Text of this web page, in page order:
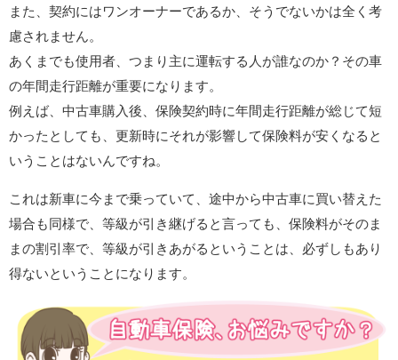
また、契約にはワンオーナーであるか、そうでないかは全く考
慮されません。
あくまでも使用者、つまり主に運転する人が誰なのか？その車
の年間走行距離が重要になります。
例えば、中古車購入後、保険契約時に年間走行距離が総じて短
かったとしても、更新時にそれが影響して保険料が安くなると
いうことはないんですね。
これは新車に今まで乗っていて、途中から中古車に買い替えた
場合も同様で、等級が引き継げると言っても、保険料がそのま
まの割引率で、等級が引きあがるということは、必ずしもあり
得ないということになります。